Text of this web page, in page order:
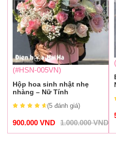
(#HSN-005VN)
Hộp hoa sinh nhật nhẹ
nhàng – Nữ Tính
(5 đánh giá)
1.000.000VND
900.000 VND